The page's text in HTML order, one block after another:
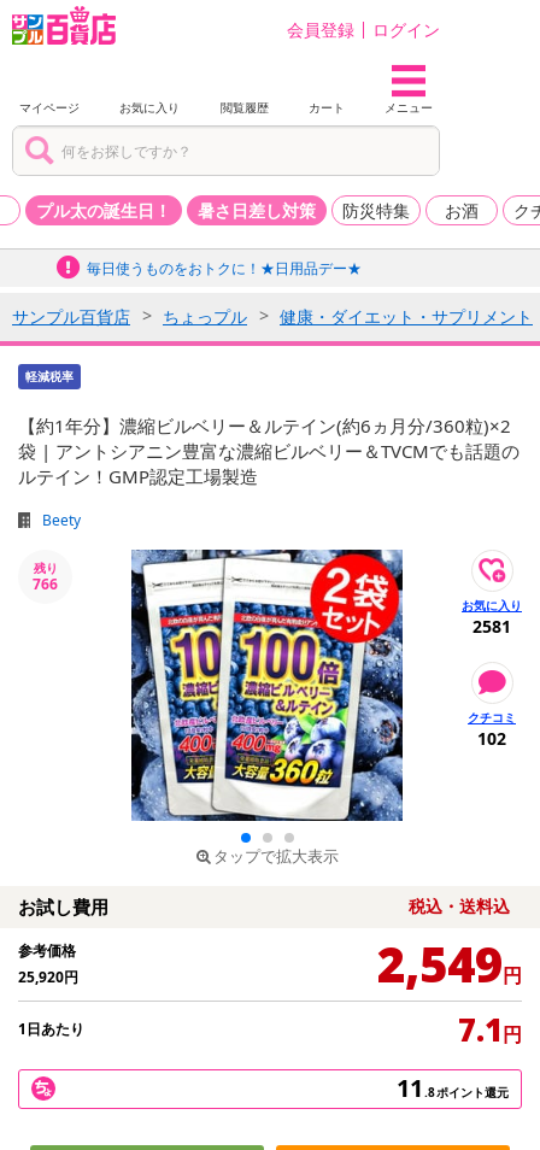
会員登録 ログイン
マイページ お気に入り 閲覧履歴 カート メニュー
プル太の誕生日！ 暑さ日差し対策 防災特集 お酒 ク
毎日使うものをおトクに！★日用品デー★
サンプル百貨店 ちょっプル 健康・ダイエット・サプリメント
軽減税率
【約1年分】濃縮ビルベリー＆ルテイン(約6ヵ月分/360粒)×2
袋 | アントシアニン豊富な濃縮ビルベリー＆TVCMでも話題の
ルテイン！GMP認定工場製造
Beety
残り
766
タップで拡大表示
2581
102
お試し費用 税込・送料込
参考価格
25,920円 2,549円
1日あたり 7.1円
11 .8ポイント還元